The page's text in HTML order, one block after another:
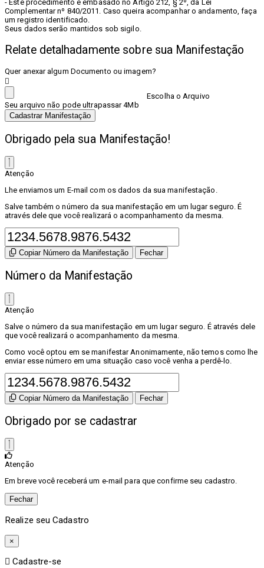
- Este procedimento é embasado no Artigo 212, § 2º, da Lei
Complementar nº 840/2011. Caso queira acompanhar o andamento, faça
um registro identificado.
Seus dados serão mantidos sob sigilo.
Relate detalhadamente sobre sua Manifestação
Quer anexar algum Documento ou imagem?
Escolha o Arquivo
Seu arquivo não pode ultrapassar 4Mb
Cadastrar Manifestação
Obrigado pela sua Manifestação!
Atenção
Lhe enviamos um E-mail com os dados da sua manifestação.
Salve também o número da sua manifestação em um lugar seguro. É
através dele que você realizará o acompanhamento da mesma.
Copiar Número da Manifestação Fechar
Número da Manifestação
Atenção
Salve o número da sua manifestação em um lugar seguro. É através dele
que você realizará o acompanhamento da mesma.
Como você optou em se manifestar Anonimamente, não temos como lhe
enviar esse número em uma situação caso você venha a perdê-lo.
Copiar Número da Manifestação Fechar
Obrigado por se cadastrar
Atenção
Em breve você receberá um e-mail para que confirme seu cadastro.
Fechar
Realize seu Cadastro
×
Cadastre-se